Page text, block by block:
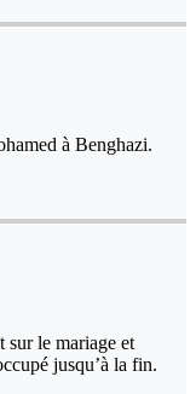
à Benghazi.
sur le mariage et
jusqu’à la fin.